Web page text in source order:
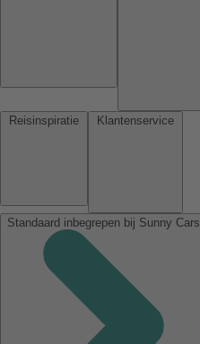
Standaard inbegrepen bij Sunny Cars